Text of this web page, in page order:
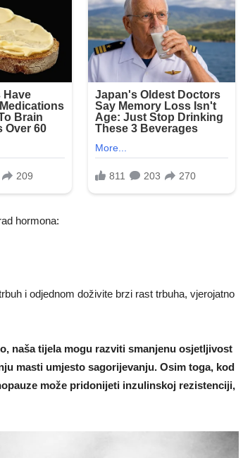
hormona:
i odjednom doživite brzi rast trbuha, vjerojatno
naša tijela mogu razviti smanjenu osjetljivost
masti umjesto sagorijevanju. Osim toga, kod
može pridonijeti inzulinskoj rezistenciji,